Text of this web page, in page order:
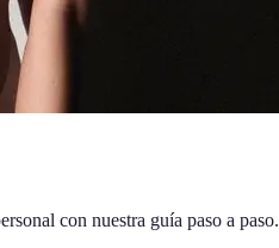
con nuestra guía paso a paso.